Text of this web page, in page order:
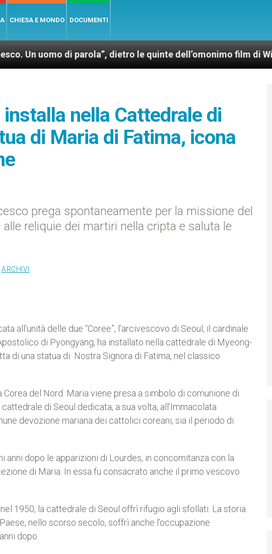
CHIESA E MONDO DOCUMENTI
di parola”, dietro le quinte dell’omonimo film di Wim Wenders
nella Cattedrale di
di Maria di Fatima, icona
prega spontaneamente per la missione del
reliquie dei martiri nella cripta e saluta le
ARCHIVI
all’unità delle due “Coree”, l’arcivescovo di Seoul, il cardinale
di Pyongyang, ha installato nella cattedrale di Myeong-
di una statua di Nostra Signora di Fatima, nel classico
del Nord. Maria viene presa a simbolo di comunione di
di Seoul dedicata, a sua volta, all’Immacolata
devozione mariana dei cattolici coreani, sia il periodo di
dopo le apparizioni di Lourdes, in concomitanza con la
di Maria. In essa fu consacrato anche il primo vescovo
1950, la cattedrale di Seoul offrì rifugio agli sfollati. La storia
nello scorso secolo, soffrì anche l’occupazione
dopo.